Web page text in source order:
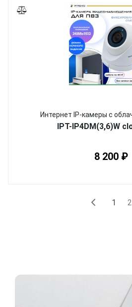
Интернет IP-камеры с
IPT-IP4DM(3,6)W
8 200 ₽
1 2